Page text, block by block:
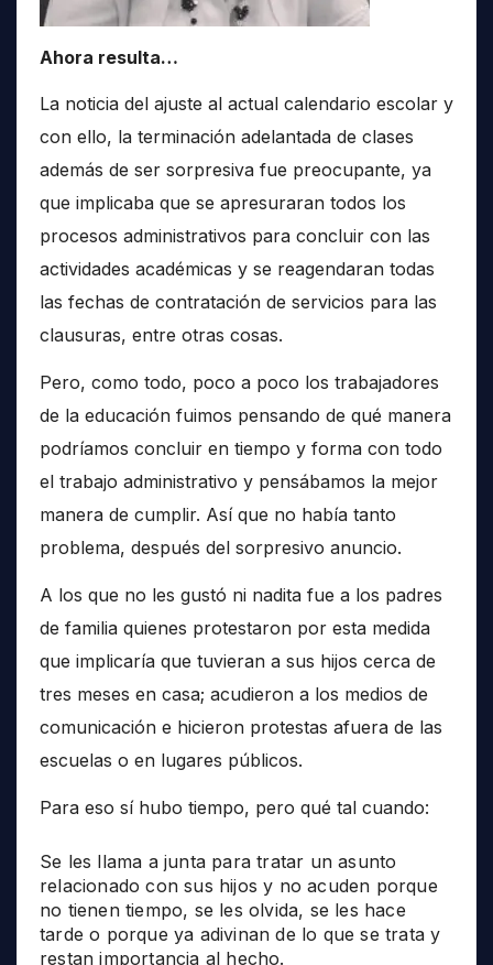
Ahora resulta…
La noticia del ajuste al actual calendario escolar y
con ello, la terminación adelantada de clases
además de ser sorpresiva fue preocupante, ya
que implicaba que se apresuraran todos los
procesos administrativos para concluir con las
actividades académicas y se reagendaran todas
las fechas de contratación de servicios para las
clausuras, entre otras cosas.
Pero, como todo, poco a poco los trabajadores
de la educación fuimos pensando de qué manera
podríamos concluir en tiempo y forma con todo
el trabajo administrativo y pensábamos la mejor
manera de cumplir. Así que no había tanto
problema, después del sorpresivo anuncio.
A los que no les gustó ni nadita fue a los padres
de familia quienes protestaron por esta medida
que implicaría que tuvieran a sus hijos cerca de
tres meses en casa; acudieron a los medios de
comunicación e hicieron protestas afuera de las
escuelas o en lugares públicos.
Para eso sí hubo tiempo, pero qué tal cuando:
Se les llama a junta para tratar un asunto
relacionado con sus hijos y no acuden porque
no tienen tiempo, se les olvida, se les hace
tarde o porque ya adivinan de lo que se trata y
restan importancia al hecho.